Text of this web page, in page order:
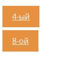
4-ый
8-ой